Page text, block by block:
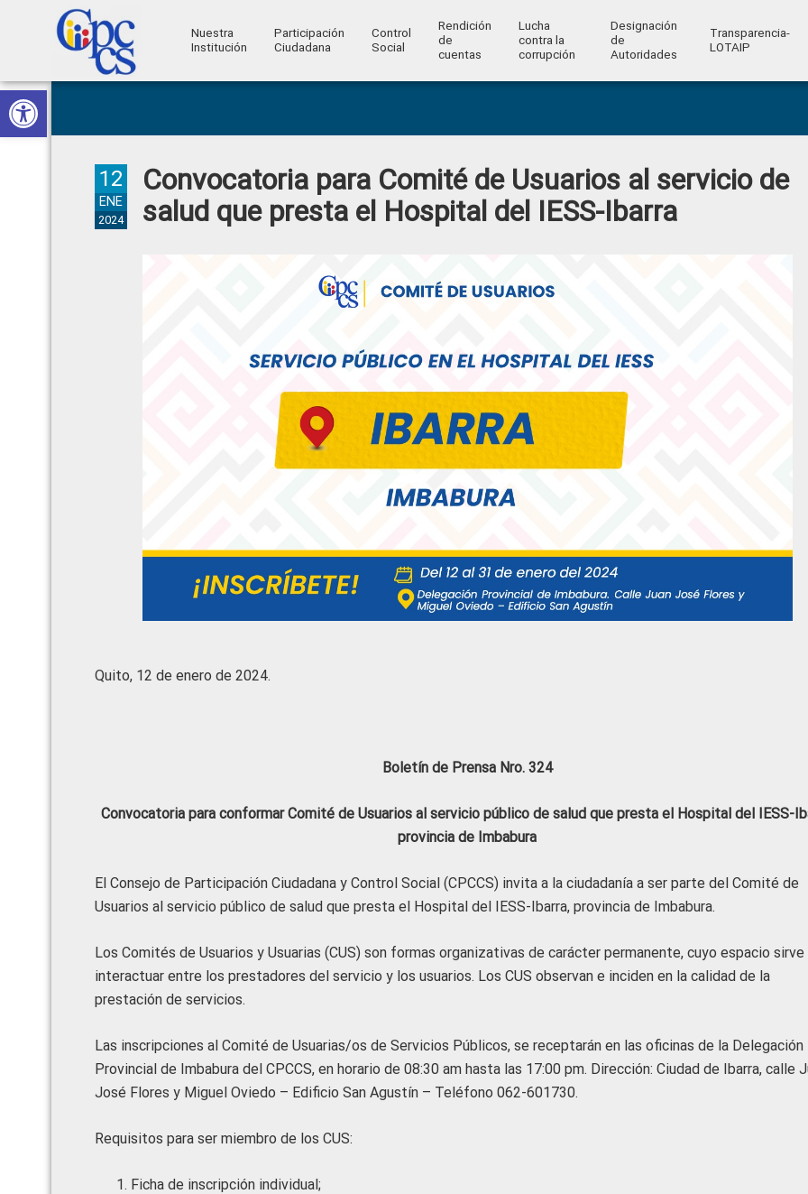
Abrir barra de herramientas
Skip
to
primary
Skip
to
main
Skip
to
primary
Skip
to
footer
Ciudadana
Control
Ciudadano
Nuestra
Institución
Participación
Ciudadana
Control
Social
Rendición
de
cuentas
Lucha
contra la
corrupción
Designación
de
Autoridades
Transparencia-
LOTAIP
Convocatoria para Comité de Usuarios al servicio de
salud que presta el Hospital del IESS-Ibarra
12
ENE
2024
Quito, 12 de enero de 2024.
Boletín de Prensa Nro. 324
Convocatoria para conformar Comité de Usuarios al servicio público de salud que presta el Hospital del IESS-
provincia de Imbabura
El Consejo de Participación Ciudadana y Control Social (CPCCS) invita a la ciudadanía a ser parte del Comité de
Usuarios al servicio público de salud que presta el Hospital del IESS-Ibarra, provincia de Imbabura.
Los Comités de Usuarios y Usuarias (CUS) son formas organizativas de carácter permanente, cuyo espacio sirve
interactuar entre los prestadores del servicio y los usuarios. Los CUS observan e inciden en la calidad de la
prestación de servicios.
Las inscripciones al Comité de Usuarias/os de Servicios Públicos, se receptarán en las oficinas de la Delegación
Provincial de Imbabura del CPCCS, en horario de 08:30 am hasta las 17:00 pm. Dirección: Ciudad de Ibarra, calle
José Flores y Miguel Oviedo – Edificio San Agustín – Teléfono 062-601730.
Requisitos para ser miembro de los CUS:
Ficha de inscripción individual;